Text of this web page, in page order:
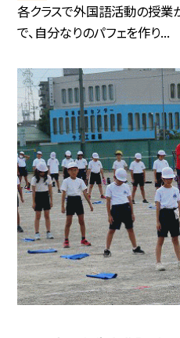
各クラスで外国語活動の授業
で、自分なりのパフェを作り...